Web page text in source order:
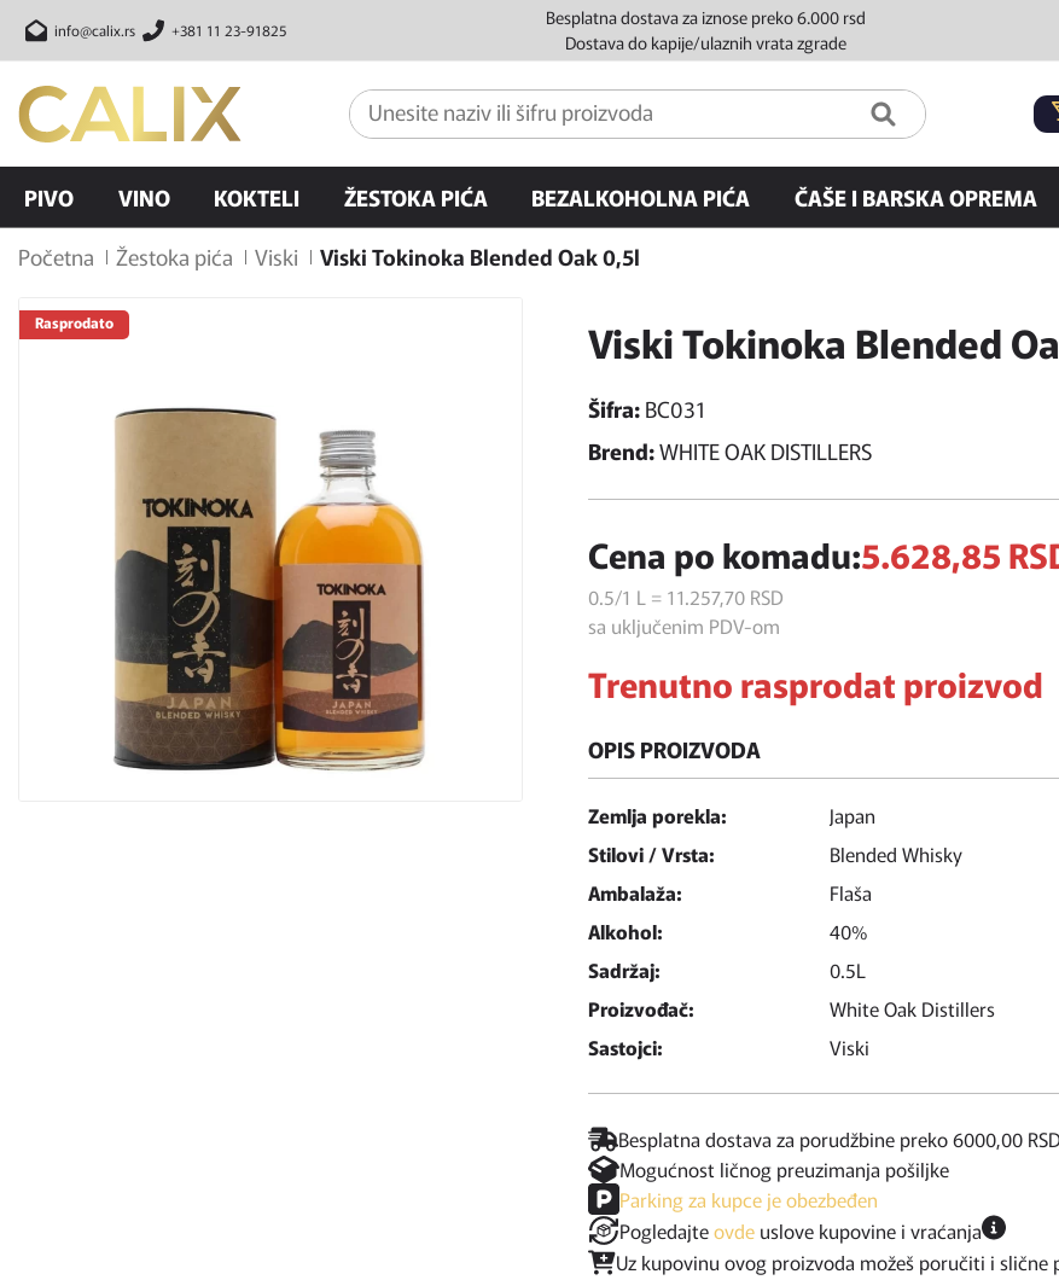
info@calix.rs +381 11 23-91825
Besplatna dostava za iznose preko 6.000 rsd
Dostava do kapije/ulaznih vrata zgrade
PIVO VINO KOKTELI ŽESTOKA PIĆA BEZALKOHOLNA PIĆA ČAŠE I BARSKA OPREMA
Početna
Žestoka pića Viski Viski Tokinoka Blended Oak 0,5l
Rasprodato Viski Tokinoka Blended
Šifra:BC031
Brend:WHITE OAK DISTILLERS
Cena po komadu:5.628,85
0.5/1 L = 11.257,70 RSD
sa uključenim PDV-om
Trenutno rasprodat proizvod
OPIS PROIZVODA
Zemlja porekla:
Japan
Stilovi / Vrsta:
Blended Whisky
Ambalaža:
Flaša
Alkohol:
40%
Sadržaj:
0.5L
Proizvođač:
White Oak Distillers
Sastojci:
Viski
Besplatna dostava za porudžbine preko 6000,00
Mogućnost ličnog preuzimanja pošiljke
Parking za kupce je obezbeđen
Pogledajteovdeuslove kupovine i vraćanja
Uz kupovinu ovog proizvoda možeš poručiti i slične